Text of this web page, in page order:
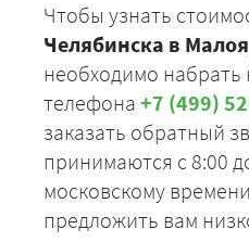
Чтобы узнать
Челябинска в
необходимо
телефона +7 (499)
заказать обратный
принимаются с 8:00
московскому
предложить вам